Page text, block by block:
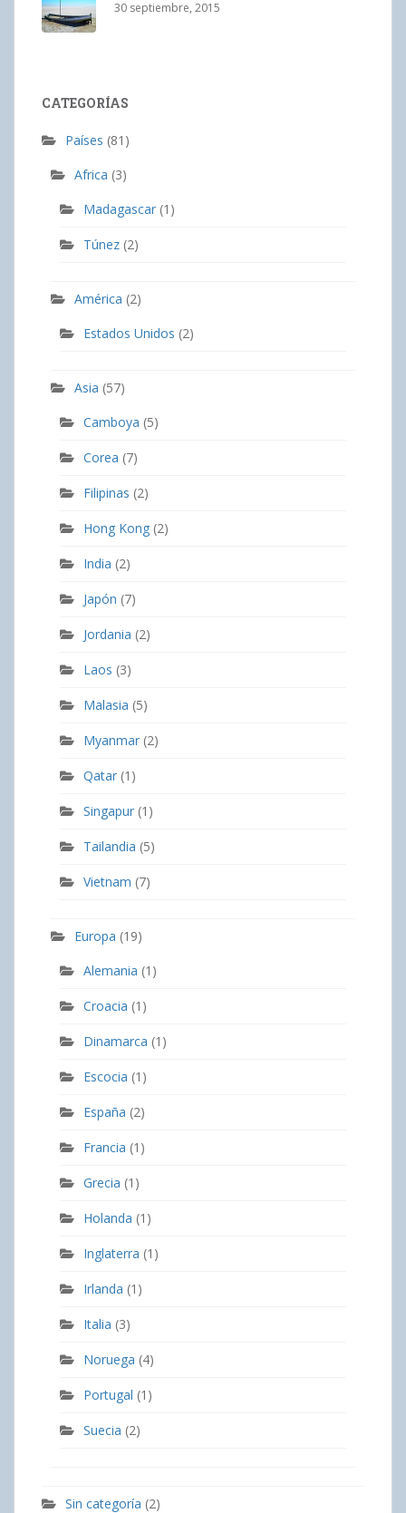
30 septiembre, 2015
CATEGORÍAS
Países (81)
Africa (3)
Madagascar (1)
Túnez (2)
América (2)
Estados Unidos (2)
Asia (57)
Camboya (5)
Corea (7)
Filipinas (2)
Hong Kong (2)
India (2)
Japón (7)
Jordania (2)
Laos (3)
Malasia (5)
Myanmar (2)
Qatar (1)
Singapur (1)
Tailandia (5)
Vietnam (7)
Europa (19)
Alemania (1)
Croacia (1)
Dinamarca (1)
Escocia (1)
España (2)
Francia (1)
Grecia (1)
Holanda (1)
Inglaterra (1)
Irlanda (1)
Italia (3)
Noruega (4)
Portugal (1)
Suecia (2)
Sin categoría (2)